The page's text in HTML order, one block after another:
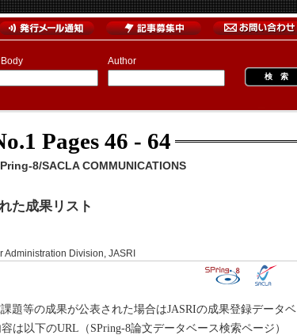
Author
Pages 46 - 64
8/SACLA COMMUNICATIONS
た成果リスト
Division, JASRI
題等の成果が公表された場合はJASRIの成果登録データベ
は以下のURL（SPring-8論文データベース検索ページ）